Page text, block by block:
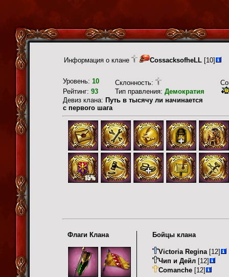
Информация о клане CossacksofheLL [10]
Уровень: 10 Склонность:
Рейтинг: 93 Тип правления: Демократия
Девиз клана: Путь в тысячу ли начинается
с первого шага
Флаги Клана Бойцы клана
Victoria Regina [12]
Чип и Дейл [12]
Comanche [12]